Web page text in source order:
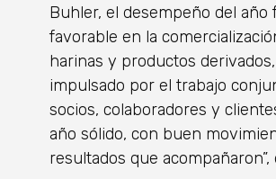
Buhler, el desempeño del año
favorable en la
harinas y productos derivados,
impulsado por el trabajo
socios, colaboradores y
año sólido, con buen
resultados que acompañaron”,